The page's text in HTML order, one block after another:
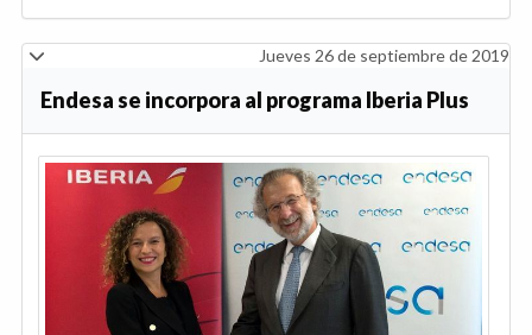
Jueves 26 de septiembre de 2019
Endesa se incorpora al programa Iberia Plus